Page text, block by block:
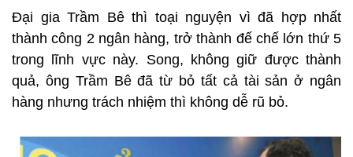
Đại gia Trầm Bê thì toại nguyện vì đã hợp nhất
thành công 2 ngân hàng, trở thành đế chế lớn thứ 5
trong lĩnh vực này. Song, không giữ được thành
quả, ông Trầm Bê đã từ bỏ tất cả tài sản ở ngân
hàng nhưng trách nhiệm thì không dễ rũ bỏ.